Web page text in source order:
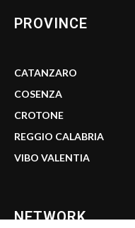
PROVINCE
CATANZARO
COSENZA
CROTONE
REGGIO CALABRIA
VIBO VALENTIA
NETWORK